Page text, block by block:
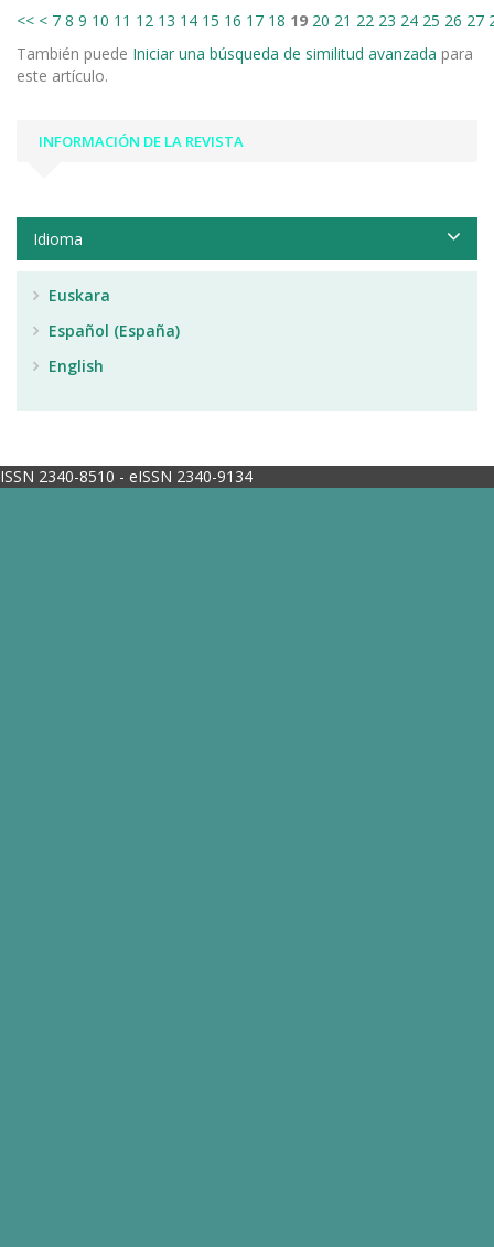
<< < 7 8 9 10 11 12 13 14 15 16 17 18 19 20 21 22 23 24 25 26 27
También puede Iniciar una búsqueda de similitud avanzada para
este artículo.
INFORMACIÓN DE LA REVISTA
Idioma
Euskara
Español (España)
English
ISSN 2340-8510 - eISSN 2340-9134